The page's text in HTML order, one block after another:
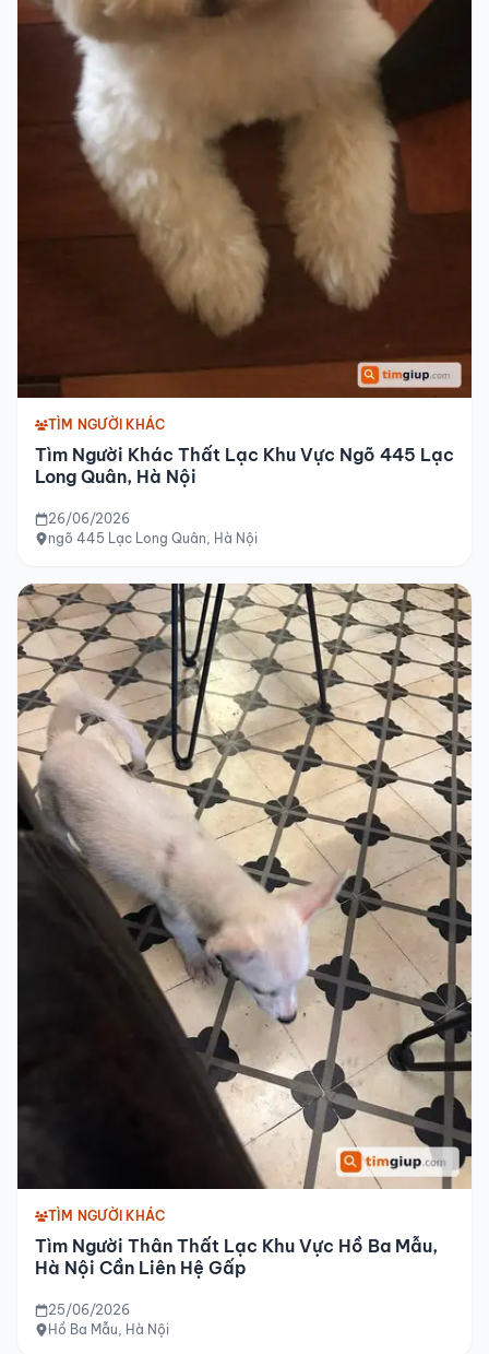
TÌM NGƯỜI KHÁC
Tìm Người Khác Thất Lạc Khu Vực Ngõ 445 Lạc
Long Quân, Hà Nội
26/06/2026
ngõ 445 Lạc Long Quân, Hà Nội
TÌM NGƯỜI KHÁC
Tìm Người Thân Thất Lạc Khu Vực Hồ Ba Mẫu,
Hà Nội Cần Liên Hệ Gấp
25/06/2026
Hồ Ba Mẫu, Hà Nội